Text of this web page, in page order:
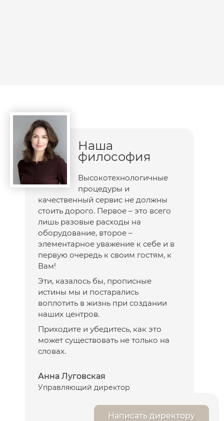
Примечания:
Препараты линии C the SUCCESS можно
применять для любого типа кожи до нанесения
обычного увлажняющего или тонального крема
После применения препаратов возможно
ощущение покалывания. Это нормальная реакция,
связанная с высокой концентрацией витамина С
Нанесение слишком большого количества
препарата может вызвать раздражение кожи
При попадании препарата в глаза тщательно
промыть глаза проточной водой
Ретиноиды, АНА-кислоты и витамин С взаимно
усиливают действие друг друга
Наша
философия
Высокотехнологичные
процедуры и
качественный сервис не должны
стоить дорого. Первое – это всего
лишь разовые расходы на
оборудование, второе –
элементарное уважение к себе и в
первую очередь к своим гостям, к
Вам!
Эти, казалось бы, прописные
истины мы и постарались
воплотить в жизнь при создании
наших центров.
Приходите и убедитесь, как это
может существовать не только на
словах.
Анна Луговская
Управляющий директор
Написать директору